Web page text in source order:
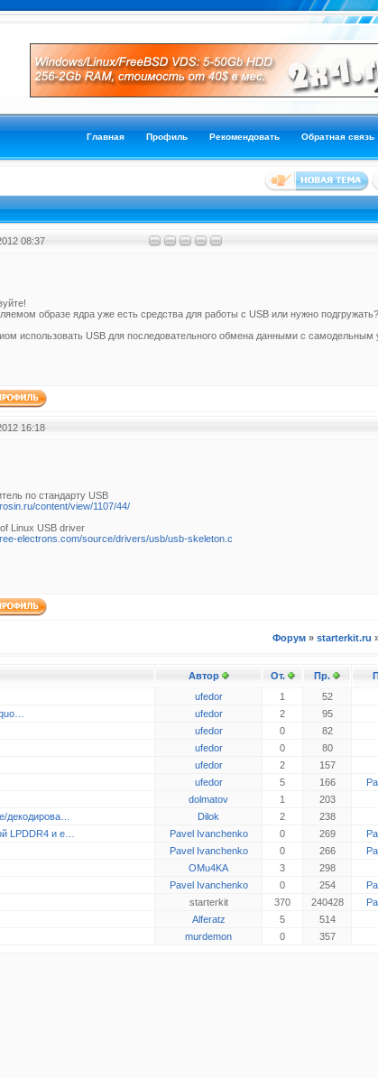
Главная Профиль Рекомендовать Обратная связь
08:37
образе ядра уже есть средства для работы с USB или нужно
использовать USB для последовательного обмена данными с самодельным
16:18
по стандарту USB
content/view/1107/44/
Linux USB driver
electrons.com/source/drivers/usb/usb-skeleton.c
Форум » starterkit.ru
Автор От. Пр.
ufedor 1 52
ufedor 2 95
ufedor 0 82
ufedor 0 80
ufedor 2 157
ufedor 5 166
dolmatov 1 203
декодирова…
Dilok 2 238
LPDDR4 и e…
Pavel Ivanchenko 0 269
Pavel Ivanchenko 0 266
OMu4KA 3 298
Pavel Ivanchenko 0 254
starterkit 370 240428
Alferatz 5 514
murdemon 0 357